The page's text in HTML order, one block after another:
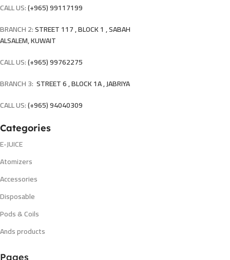
CALL US:(+965) 99117199
BRANCH 2:STREET 117 , BLOCK 1 , SABAH
ALSALEM, KUWAIT
CALL US:(+965) 99762275
BRANCH 3: STREET 6 , BLOCK 1A , JABRIYA
CALL US:(+965) 94040309
Categories
E-JUICE
Atomizers
Accessories
Disposable
Pods & Coils
Ands products
Pages